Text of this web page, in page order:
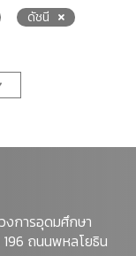
ดัชนี
งการอุดมศึกษา
196 ถนนพหลโยธิน